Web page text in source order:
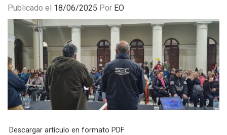
Publicado el 18/06/2025 Por EO
Descargar artículo en formato PDF